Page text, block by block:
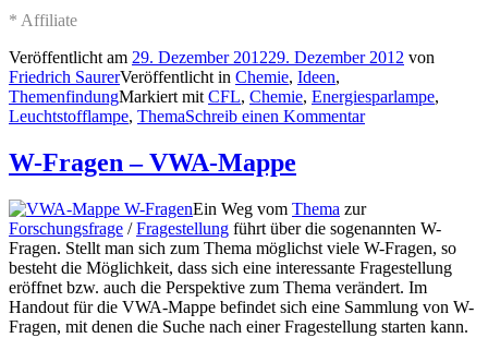
* Affiliate
Veröffentlicht am 29. Dezember 201229. Dezember 2012 von
Friedrich SaurerVeröffentlicht in Chemie, Ideen,
ThemenfindungMarkiert mitCFL, Chemie, Energiesparlampe,
Leuchtstofflampe, ThemaSchreib einen Kommentar
W-Fragen – VWA-Mappe
Ein Weg vom Thema zur
Forschungsfrage /Fragestellung führt über die sogenannten W-
Fragen. Stellt man sich zum Thema möglichst viele W-Fragen, so
besteht die Möglichkeit, dass sich eine interessante Fragestellung
eröffnet bzw. auch die Perspektive zum Thema verändert. Im
Handout für die VWA-Mappe befindet sich eine Sammlung von W-
Fragen, mit denen die Suche nach einer Fragestellung starten kann.